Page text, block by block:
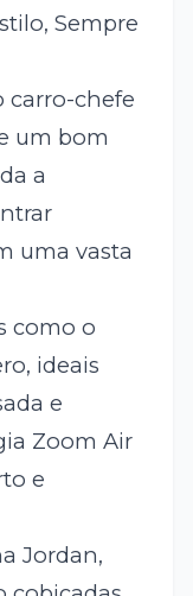
Sempre
carro-chefe
um bom
a
uma vasta
como o
ideais
e
Zoom Air
e
Jordan,